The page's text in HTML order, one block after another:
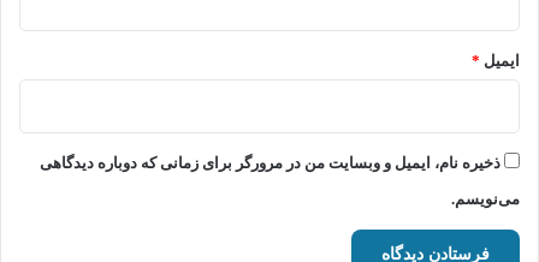
ایمیل *
ذخیره نام، ایمیل و وبسایت من در مرورگر برای زمانی که دوباره دیدگاهی
می‌نویسم.